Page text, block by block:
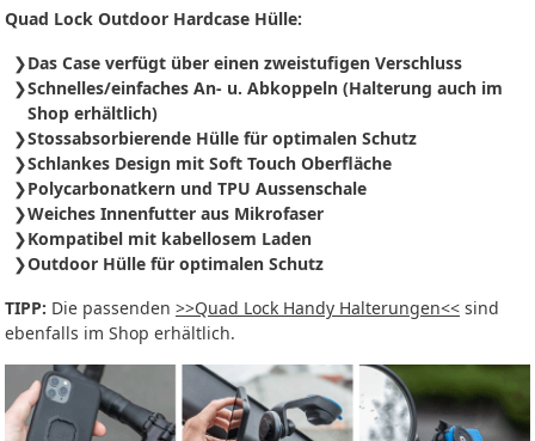
Quad Lock Outdoor Hardcase Hülle:
Das Case verfügt über einen zweistufigen Verschluss
Schnelles/einfaches An- u. Abkoppeln (Halterung auch im
Shop erhältlich)
Stossabsorbierende Hülle für optimalen Schutz
Schlankes Design mit Soft Touch Oberfläche
Polycarbonatkern und TPU Aussenschale
Weiches Innenfutter aus Mikrofaser
Kompatibel mit kabellosem Laden
Outdoor Hülle für optimalen Schutz
TIPP: Die passenden >>Quad Lock Handy Halterungen<< sind
ebenfalls im Shop erhältlich.